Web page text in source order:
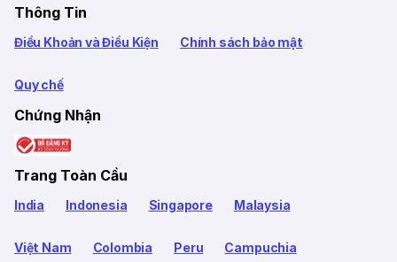
Thông Tin
Điều Khoản và Điều Kiện Chính sách bảo mật
Quy chế
Chứng Nhận
Trang Toàn Cầu
India Indonesia Singapore Malaysia
Việt Nam Colombia Peru Campuchia